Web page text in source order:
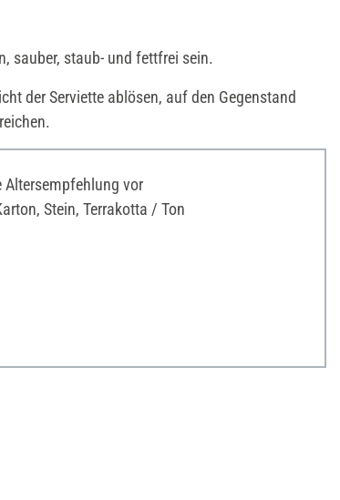
sauber, staub- und fettfrei sein.
der Serviette ablösen, auf den Gegenstand
Altersempfehlung vor
Stein, Terrakotta / Ton